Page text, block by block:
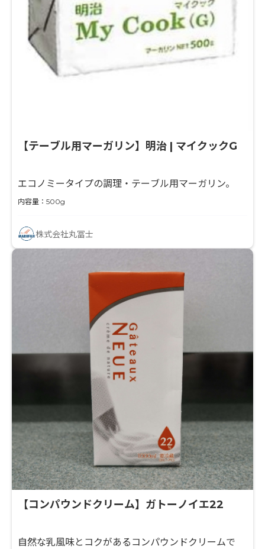
【テーブル用マーガリン】明治 | マイクックG
エコノミータイプの調理・テーブル用マーガリン。
内容量：500g
株式会社丸冨士
【コンパウンドクリーム】ガトーノイエ22
自然な乳風味とコクがあるコンパウンドクリームで